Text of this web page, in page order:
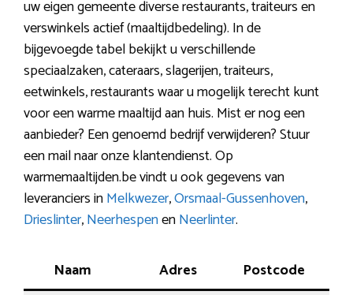
uw eigen gemeente diverse restaurants, traiteurs en
verswinkels actief (maaltijdbedeling). In de
bijgevoegde tabel bekijkt u verschillende
speciaalzaken, cateraars, slagerijen, traiteurs,
eetwinkels, restaurants waar u mogelijk terecht kunt
voor een warme maaltijd aan huis. Mist er nog een
aanbieder? Een genoemd bedrijf verwijderen? Stuur
een mail naar onze klantendienst. Op
warmemaaltijden.be vindt u ook gegevens van
leveranciers inMelkwezer,Orsmaal-Gussenhoven,
Drieslinter,NeerhespenenNeerlinter.
Naam Adres Postcode